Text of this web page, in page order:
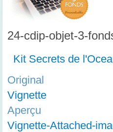
24-cdip-objet-3-
Kit Secrets de
Original
Vignette
Aperçu
Vignette-Attached-